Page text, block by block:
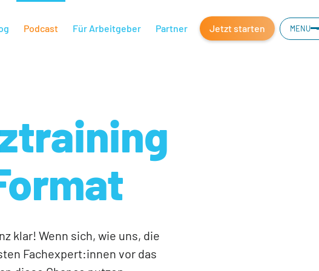
Podcast Für Arbeitgeber Partner Jetzt starten MENU
klar! Wenn sich, wie uns, die
Fachexpert:innen vor das